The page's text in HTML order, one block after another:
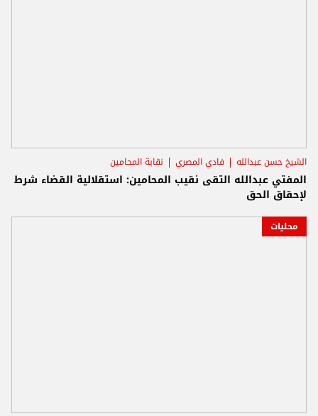
الشيخ حسن عبدالله فادي المصري نقابة المحامين
المفتي عبدالله التقى نقيب المحامين: استقلالية القضاء شرط
لإحقاق الحق
محليات